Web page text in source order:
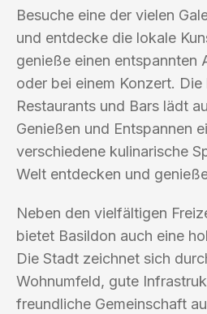
Besuche eine der vielen
und entdecke die lokale
genieße einen entspannten
oder bei einem Konzert.
Restaurants und Bars lädt
Genießen und Entspannen
verschiedene kulinarische
Welt entdecken und
Neben den vielfältigen
bietet Basildon auch eine
Die Stadt zeichnet sich
Wohnumfeld, gute
freundliche Gemeinschaft